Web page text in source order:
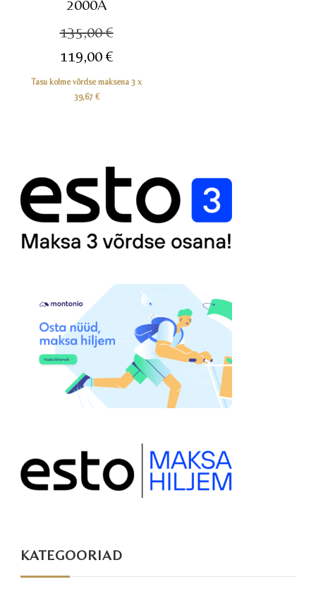
2000A
135,00€
119,00 €
hind
Tasu kolme võrdse maksena 3 x
39,67 €
KATEGOORIAD